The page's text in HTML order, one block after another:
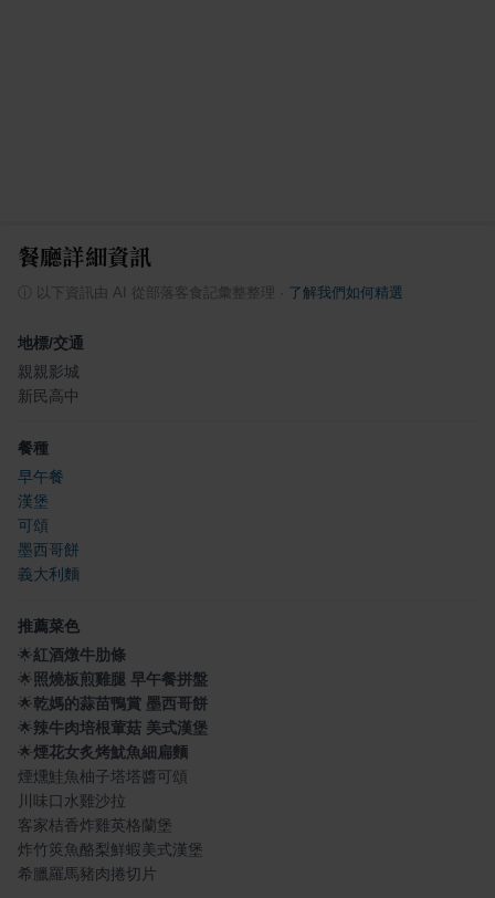
餐廳詳細資訊
ⓘ 以下資訊由 AI 從部落客食記彙整整理 了解我們如何精選
地標/交通
親親影城
新民高中
餐種
早午餐
漢堡
可頌
墨西哥餅
義大利麵
推薦菜色
🌟紅酒燉牛肋條
🌟照燒板煎雞腿 早午餐拼盤
🌟乾媽的蒜苗鴨賞 墨西哥餅
🌟辣牛肉培根葷菇 美式漢堡
🌟煙花女炙烤魷魚細扁麵
煙燻鮭魚柚子塔塔醬可頌
川味口水雞沙拉
客家桔香炸雞英格蘭堡
炸竹筴魚酪梨鮮蝦美式漢堡
希臘羅馬豬肉捲切片